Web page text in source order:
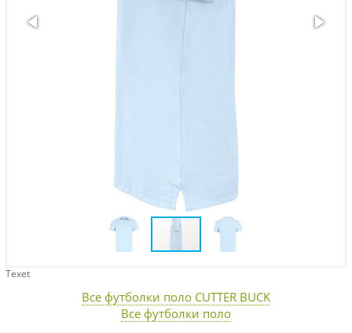
Texet
Все футболки поло CUTTER BUCK
Все футболки поло